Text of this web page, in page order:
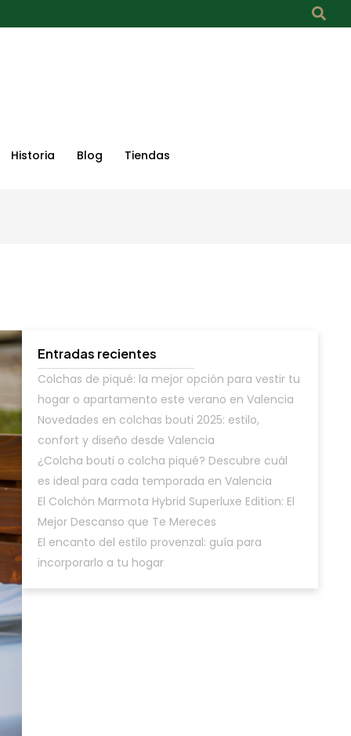
Historia Blog Tiendas
Entradas recientes
Colchas de piqué: la mejor opción para vestir tu
hogar o apartamento este verano en Valencia
Novedades en colchas bouti 2025: estilo,
confort y diseño desde Valencia
¿Colcha bouti o colcha piqué? Descubre cuál
es ideal para cada temporada en Valencia
El Colchón Marmota Hybrid Superluxe Edition: El
Mejor Descanso que Te Mereces
El encanto del estilo provenzal: guía para
incorporarlo a tu hogar